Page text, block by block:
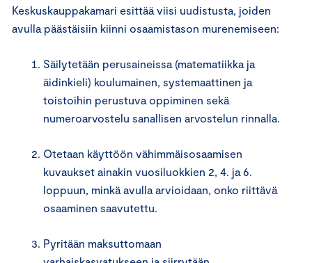
Keskuskauppakamari esittää viisi uudistusta, joiden
avulla päästäisiin kiinni osaamistason murenemiseen:
Säilytetään perusaineissa (matematiikka ja
äidinkieli) koulumainen, systemaattinen ja
toistoihin perustuva oppiminen sekä
numeroarvostelu sanallisen arvostelun rinnalla.
Otetaan käyttöön vähimmäisosaamisen
kuvaukset ainakin vuosiluokkien 2, 4. ja 6.
loppuun, minkä avulla arvioidaan, onko riittävä
osaaminen saavutettu.
Pyritään maksuttomaan